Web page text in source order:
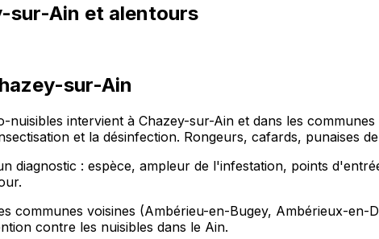
sur-Ain et alentours
sur-Ain
nuisibles intervient à Chazey-sur-Ain et dans les
et la désinfection. Rongeurs, cafards, punaises
diagnostic : espèce, ampleur de l'infestation, points
communes voisines (Ambérieu-en-Bugey, Ambérieux-en-
contre les nuisibles dans le Ain.